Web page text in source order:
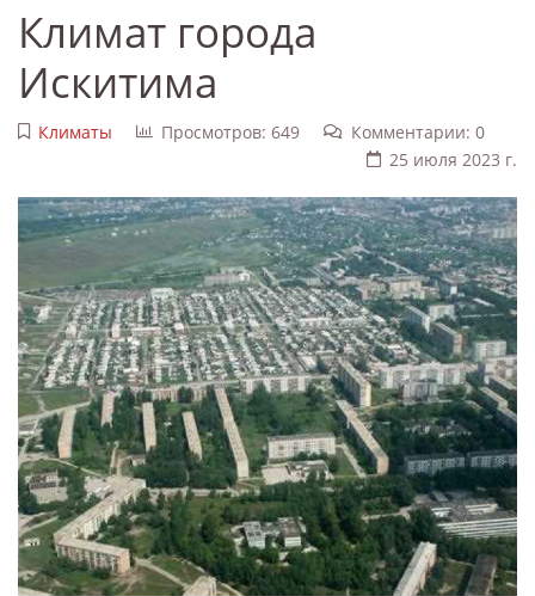
Климат города
Искитима
Климаты Просмотров: 649
Комментарии: 0
25 июля 2023 г.